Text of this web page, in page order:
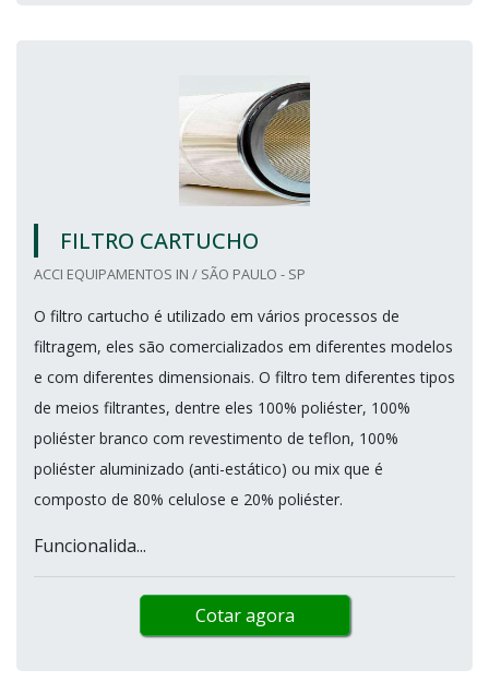
FILTRO CARTUCHO
ACCI EQUIPAMENTOS IN / SÃO PAULO - SP
O filtro cartucho é utilizado em vários processos de
filtragem, eles são comercializados em diferentes modelos
e com diferentes dimensionais. O filtro tem diferentes tipos
de meios filtrantes, dentre eles 100% poliéster, 100%
poliéster branco com revestimento de teflon, 100%
poliéster aluminizado (anti-estático) ou mix que é
composto de 80% celulose e 20% poliéster.
Funcionalida...
Cotar agora